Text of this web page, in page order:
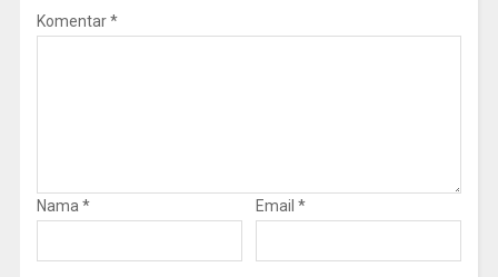
Komentar*
Nama* Email *